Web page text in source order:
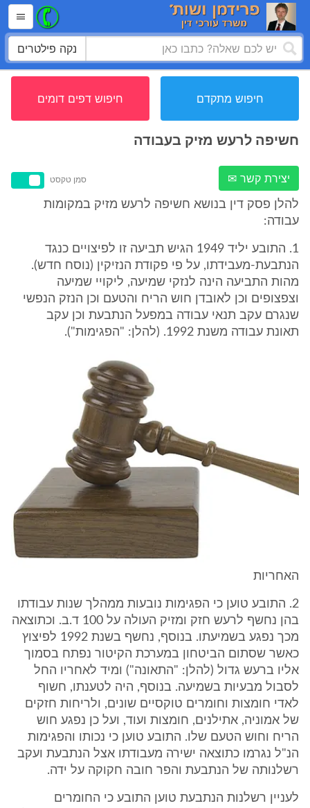
נקה פילטרים
חיפוש מתקדם חיפוש דפים דומים
חשיפה לרעש מזיק בעבודה
יצירת קשר ✉ סמן טקסט
להלן פסק דין בנושא חשיפה לרעש מזיק במקומות
עבודה:
1. התובע יליד 1949 הגיש תביעה זו לפיצויים כנגד
הנתבעת-מעבידתו, על פי פקודת הנזיקין (נוסח חדש).
מהות התביעה הינה לנזקי שמיעה, ליקויי שמיעה
וצפצופים וכן לאובדן חוש הריח והטעם וכן הנזק הנפשי
שנגרם עקב תנאי עבודה במפעל הנתבעת וכן עקב
תאונת עבודה משנת 1992. (להלן: "הפגימות").
האחריות
2. התובע טוען כי הפגימות נובעות ממהלך שנות עבודתו
בהן נחשף לרעש חזק ומזיק העולה על 100 ד.ב. וכתוצאה
מכך נפגע בשמיעתו. בנוסף, נחשף בשנת 1992 לפיצוץ
כאשר שסתום הביטחון במערכת הקיטור נפתח בסמוך
אליו ברעש גדול (להלן: "התאונה") ומיד לאחריו החל
לסבול מבעיות בשמיעה. בנוסף, היה לטענתו, חשוף
לאדי חומצות וחומרים טוקסיים שונים, ולריחות חזקים
של אמוניה, אתילנים, חומצות ועוד, ועל כן נפגע חוש
הריח וחוש הטעם שלו. התובע טוען כי נכותו והפגימות
הנ"ל נגרמו כתוצאה ישירה מעבודתו אצל הנתבעת ועקב
רשלנותה של הנתבעת והפר חובה חקוקה על ידה.
לעניין רשלנות הנתבעת טוען התובע כי החומרים